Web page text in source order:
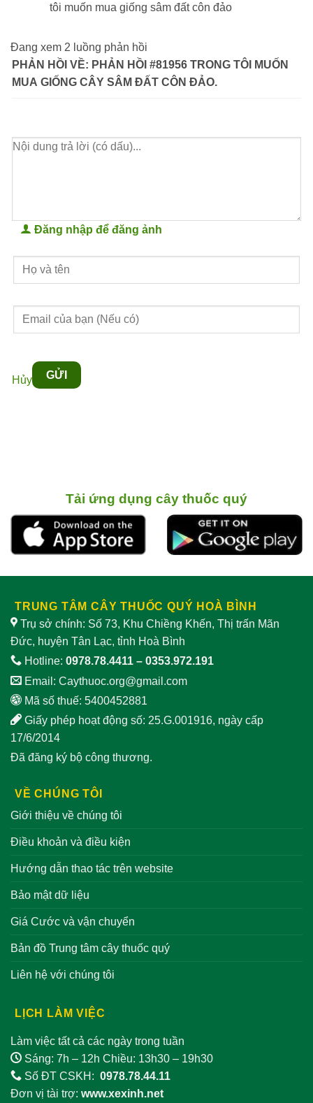
tôi muốn mua giống sâm đất côn đảo
Đang xem 2 luồng phản hồi
PHẢN HỒI VỀ: PHẢN HỒI #81956 TRONG TÔI MUỐN
MUA GIỐNG CÂY SÂM ĐẤT CÔN ĐẢO.
Đăng nhập để đăng ảnh
Hủy GỬI
Tải ứng dụng cây thuốc quý
TRUNG TÂM CÂY THUỐC QUÝ HOÀ BÌNH
Trụ sở chính: Số 73, Khu Chiềng Khến, Thị trấn Mãn
Đức, huyện Tân Lạc, tỉnh Hoà Bình
Hotline: 0978.78.4411 – 0353.972.191
Email: Caythuoc.org@gmail.com
Mã số thuế: 5400452881
Giấy phép hoạt động số: 25.G.001916, ngày cấp
17/6/2014
Đã đăng ký bộ công thương.
VỀ CHÚNG TÔI
Giới thiệu về chúng tôi
Điều khoản và điều kiện
Hướng dẫn thao tác trên website
Bảo mật dữ liệu
Giá Cước và vận chuyển
Bản đồ Trung tâm cây thuốc quý
Liên hệ với chúng tôi
LỊCH LÀM VIỆC
Làm việc tất cả các ngày trong tuần
Sáng: 7h – 12h Chiều: 13h30 – 19h30
Số ĐT CSKH: 0978.78.44.11
Đơn vị tài trợ: www.xexinh.net